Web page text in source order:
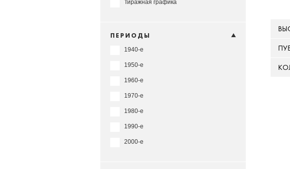
Тиражная графика
ПЕРИОДЫ
1940-е
1950-е
1960-е
1970-е
1980-е
1990-е
2000-е